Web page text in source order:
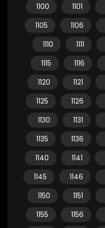
1100
1101
1105
1106
1110
1111
1115
1116
1120
1121
1125
1126
1130
1131
1135
1136
1140
1141
1145
1146
1150
1151
1155
1156